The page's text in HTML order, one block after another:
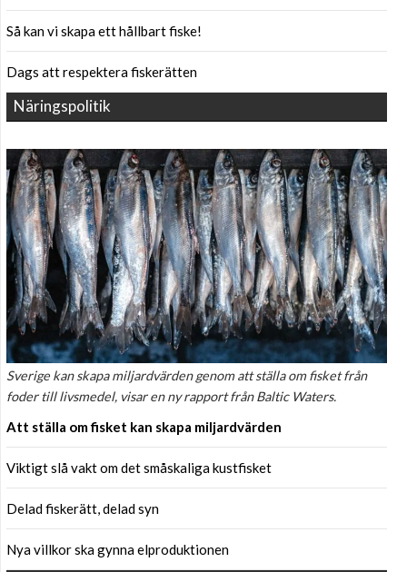
Så kan vi skapa ett hållbart fiske!
Dags att respektera fiskerätten
Näringspolitik
Sverige kan skapa miljardvärden genom att ställa om fisket från
foder till livsmedel, visar en ny rapport från Baltic Waters.
Att ställa om fisket kan skapa miljardvärden
Viktigt slå vakt om det småskaliga kustfisket
Delad fiskerätt, delad syn
Nya villkor ska gynna elproduktionen